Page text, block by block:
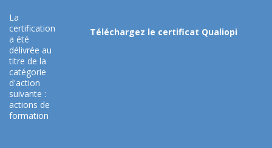
La
certification
a été
délivrée au
titre de la
catégorie
d'action
suivante :
actions de
formation
Téléchargez le certificat Qualiopi